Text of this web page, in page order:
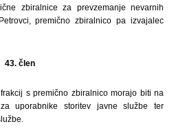
zbiralnice za prevzemanje nevarnih
premično zbiralnico pa izvajalec
43. člen
s premično zbiralnico morajo biti na
uporabnike storitev javne službe ter